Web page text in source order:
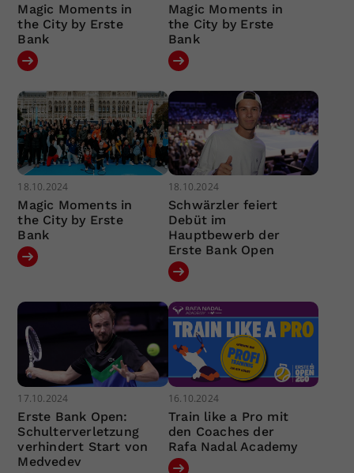
Magic Moments in
the City by Erste
Bank
Magic Moments in
the City by Erste
Bank
18.10.2024
Magic Moments in
the City by Erste
Bank
18.10.2024
Schwärzler feiert
Debüt im
Hauptbewerb der
Erste Bank Open
17.10.2024
Erste Bank Open:
Schulterverletzung
verhindert Start von
Medvedev
16.10.2024
Train like a Pro mit
den Coaches der
Rafa Nadal Academy